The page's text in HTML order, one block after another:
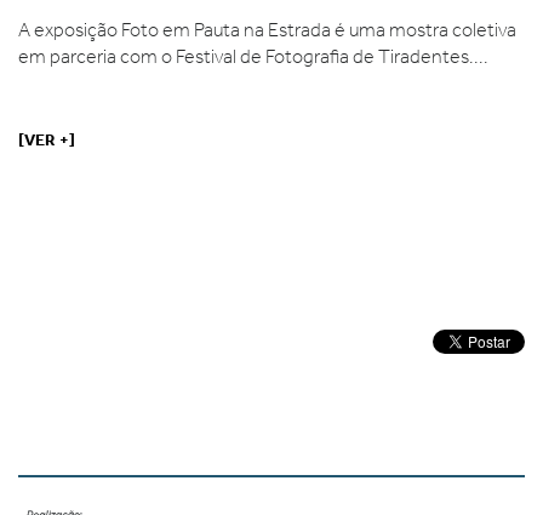
A exposição Foto em Pauta na Estrada é uma mostra coletiva
em parceria com o Festival de Fotografia de Tiradentes....
[VER +]